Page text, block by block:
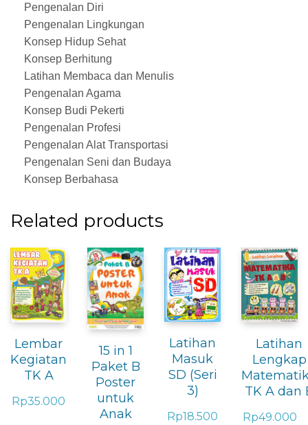
Pengenalan Diri
Pengenalan Lingkungan
Konsep Hidup Sehat
Konsep Berhitung
Latihan Membaca dan Menulis
Pengenalan Agama
Konsep Budi Pekerti
Pengenalan Profesi
Pengenalan Alat Transportasi
Pengenalan Seni dan Budaya
Konsep Berbahasa
Related products
Lembar
Kegiatan
TK A
Rp35.000
15 in 1
Paket B
Poster
untuk
Anak
Latihan
Masuk
SD (Seri
3)
Rp18.500
Latihan
Lengkap
TK A dan
Rp49.000